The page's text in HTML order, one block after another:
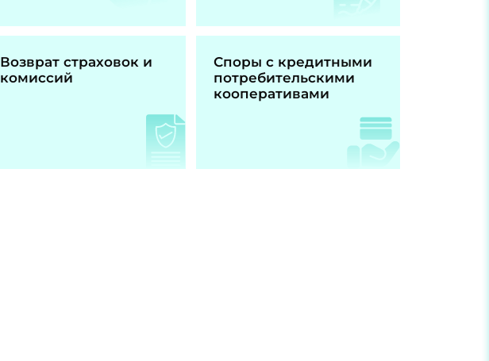
Возврат страховок и
комиссий
Споры с кредитными
потребительскими
кооперативами